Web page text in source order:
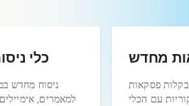
כלי
ניסוח מחדש
למאמרים,
מחדש
פסקאות
עם הכלי